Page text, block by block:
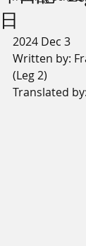
日
2024 Dec 3
Written by:
(Leg 2)
Translated